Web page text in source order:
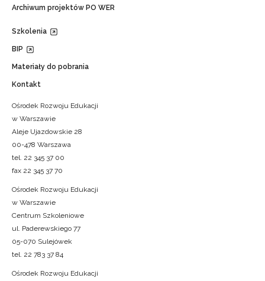
Archiwum projektów PO WER
Szkolenia
BIP
Materiały do pobrania
Kontakt
Ośrodek Rozwoju Edukacji
w Warszawie
Aleje Ujazdowskie 28
00-478 Warszawa
tel. 22 345 37 00
fax 22 345 37 70
Ośrodek Rozwoju Edukacji
w Warszawie
Centrum Szkoleniowe
ul. Paderewskiego 77
05-070 Sulejówek
tel. 22 783 37 84
Ośrodek Rozwoju Edukacji